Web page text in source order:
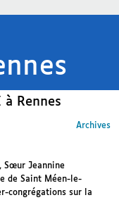
Rennes
Archives
Sœur Jeannine
de Saint Méen-le-
congrégations sur la